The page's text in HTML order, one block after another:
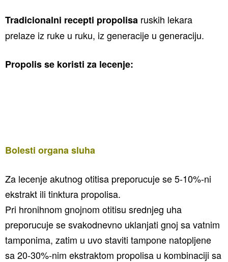
Tradicionalni recepti propolisa ruskih lekara
prelaze iz ruke u ruku, iz generacije u generaciju.
Propolis se koristi za lecenje:
Bolesti organa sluha
Za lecenje akutnog otitisa preporucuje se 5-10%-ni
ekstrakt ili tinktura propolisa.
Pri hronihnom gnojnom otitisu srednjeg uha
preporucuje se svakodnevno uklanjati gnoj sa vatnim
tamponima, zatim u uvo staviti tampone natopljene
sa 20-30%-nim ekstraktom propolisa u kombinaciji sa